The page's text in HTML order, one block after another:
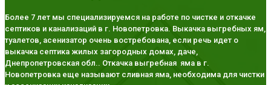
Более 7 лет мы специализируемся на работе по чистке и откачке
септиков и канализаций в г. Новопетровка. Выкачка выгребных ям,
туалетов, асенизатор очень востребована, если речь идет о
выкачка септика жилых загородных домах, даче,
Днепропетровская обл.. Откачка выгребная яма в г.
Новопетровка еще называют сливная яма, необходима для чистки